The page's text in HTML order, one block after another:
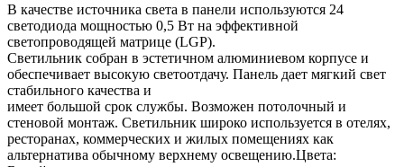
В качестве источника света в панели используются 24
светодиода мощностью 0,5 Вт на эффективной
светопроводящей матрице (LGP).
Светильник собран в эстетичном алюминиевом корпусе и
обеспечивает высокую светоотдачу. Панель дает мягкий свет
стабильного качества и
имеет большой срок службы. Возможен потолочный и
стеновой монтаж. Светильник широко используется в отелях,
ресторанах, коммерческих и жилых помещениях как
альтернатива обычному верхнему освещению.Цвета: